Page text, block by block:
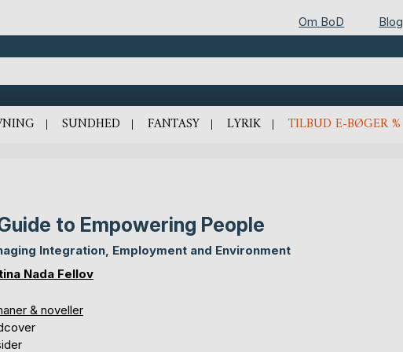
Om BoD Blog
SUNDHED FANTASY LYRIK TILBUD E-BØGER %
to Empowering People
Integration, Employment and Environment
Nada Fellov
& noveller